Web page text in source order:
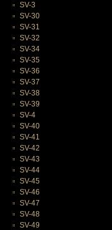
SV-3
SV-30
SV-31
SV-32
SV-34
SV-35
SV-36
SV-37
SV-38
SV-39
SV-4
SV-40
SV-41
SV-42
SV-43
SV-44
SV-45
SV-46
SV-47
SV-48
SV-49